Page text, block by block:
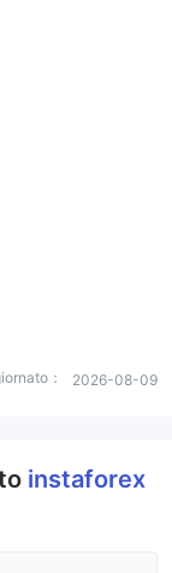
： 2026-08-09
instaforex